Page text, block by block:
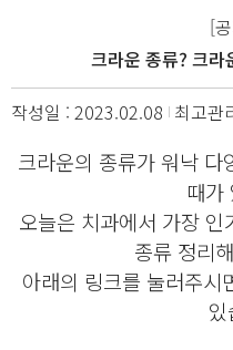
[
크라운 종류? 크라
작성일 : 2023.02.08 최고관
크라운의 종류가 워낙 다
때가
오늘은 치과에서 가장
종류 정리
아래의 링크를 눌러주시